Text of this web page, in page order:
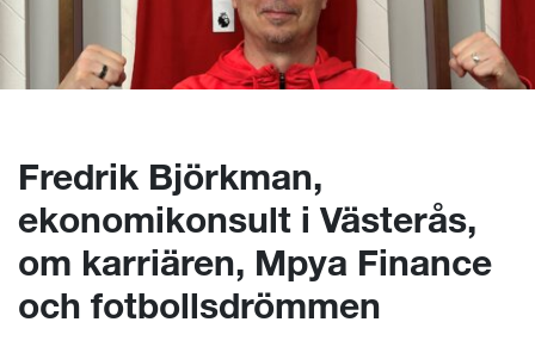
Fredrik Björkman,
ekonomikonsult i Västerås,
om karriären, Mpya Finance
och fotbollsdrömmen